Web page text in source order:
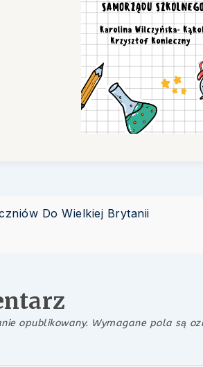
Do Wielkiej Brytanii
opublikowany. Wymagane pola są